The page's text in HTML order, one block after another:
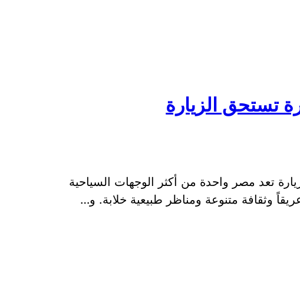
تستحق الزيارة
تعد مصر واحدة من أكثر الوجهات السياحية
وثقافة متنوعة ومناظر طبيعية خلابة. و…